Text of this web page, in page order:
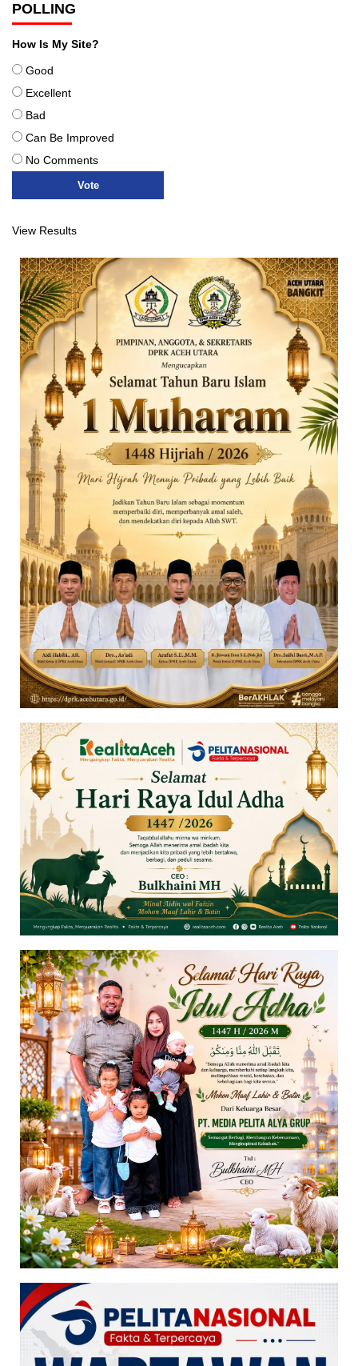
POLLING
How Is My Site?
Good
Excellent
Bad
Can Be Improved
No Comments
View Results